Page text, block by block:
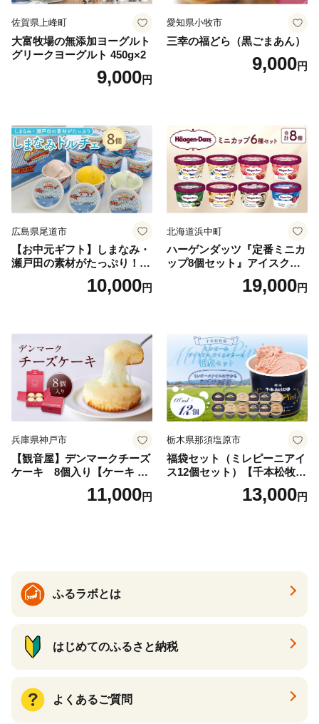
佐賀県上峰町
大富牧場の無添加ヨーグルト
グリークヨーグルト 450g×2
9,000円
愛知県小牧市
三幸の福どら（黒ごまあん）
9,000円
広島県尾道市
【お中元ギフト】しまなみ・
瀬戸田の素材がたっぷり！ジ
10,000円
北海道浜中町
ハーゲンダッツ『定番ミニカ
ップ8個セット』アイスクリ
ーム アイス スイーツ デザー
19,000円
兵庫県神戸市
【観音屋】デンマークチーズ
ケーキ 8個入り【ケーキ チ
ーズケーキ 人気スイーツ お
すすめスイーツ 神戸スイー
11,000円
栃木県那須塩原市
福袋セット（ミレピーニアイ
ス12個セット）【千本松牧
場】 ns025-014-12 【デザー
ト 詰め合わせ ギフト】
13,000円
ふるラボとは
はじめてのふるさと納税
よくあるご質問